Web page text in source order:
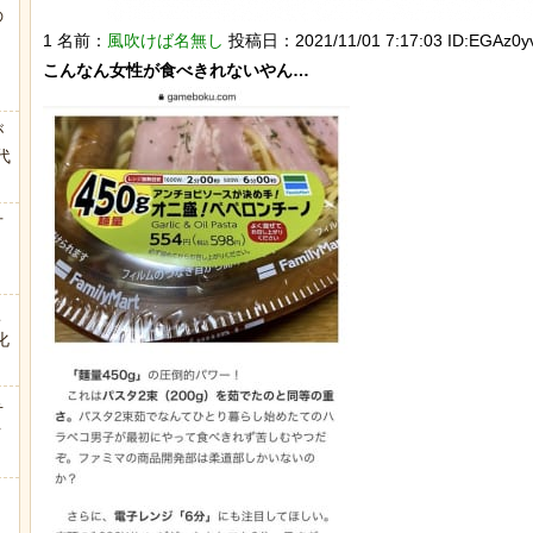
1 名前： 風吹けば名無し 投稿日：2021/11/01 7:17:03